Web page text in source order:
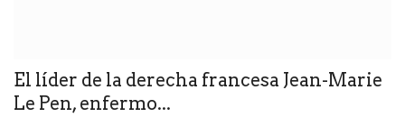
El líder de la derecha francesa Jean-Marie
Le Pen, enfermo...